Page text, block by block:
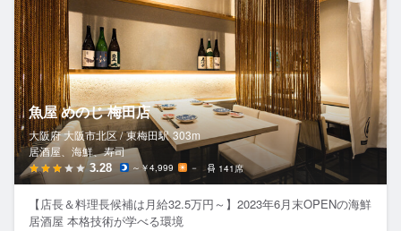
魚屋 めのじ 梅田店
大阪府 大阪市北区 / 東梅田駅 303m
居酒屋、海鮮、寿司
3.28 ～￥4,999 － 141席
【店長＆料理長候補は月給32.5万円～】2023年6月末OPENの海鮮
居酒屋 本格技術が学べる環境